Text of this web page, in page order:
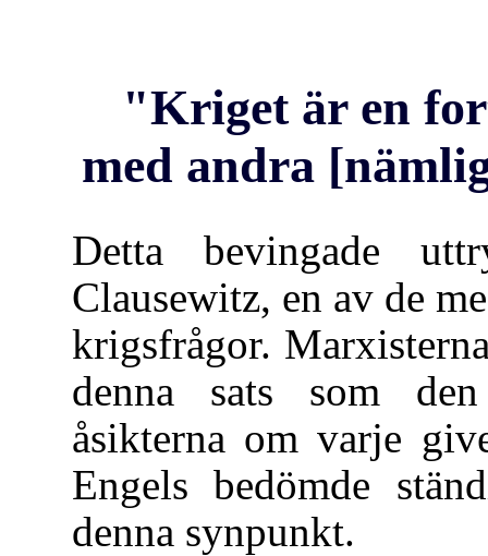
"Kriget är en
med andra
Detta bevingade
Clausewitz, en av de
krigsfrågor.
denna sats som
åsikterna om varje
Engels bedömde
denna synpunkt.